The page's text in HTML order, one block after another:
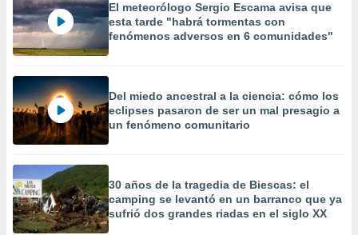
El meteorólogo Sergio Escama avisa que
esta tarde "habrá tormentas con
fenómenos adversos en 6 comunidades"
Del miedo ancestral a la ciencia: cómo los
eclipses pasaron de ser un mal presagio a
un fenómeno comunitario
30 años de la tragedia de Biescas: el
camping se levantó en un barranco que ya
sufrió dos grandes riadas en el siglo XX